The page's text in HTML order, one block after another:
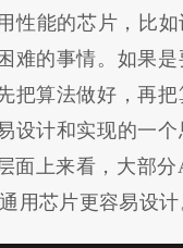
性能的芯片，比如
难的事情。如果
把算法做好，再
设计和实现的一
面上来看，大部
用芯片更容易设计